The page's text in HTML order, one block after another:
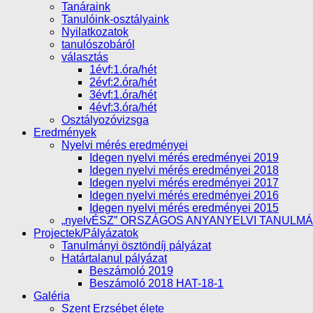
Tanáraink
Tanulóink-osztályaink
Nyilatkozatok
tanulószobáról
választás
1évf:1.óra/hét
2évf:2.óra/hét
3évf:1.óra/hét
4évf:3.óra/hét
Osztályozóvizsga
Eredmények
Nyelvi mérés eredményei
Idegen nyelvi mérés eredményei 2019
Idegen nyelvi mérés eredményei 2018
Idegen nyelvi mérés eredményei 2017
Idegen nyelvi mérés eredményei 2016
Idegen nyelvi mérés eredményei 2015
„nyelvÉSZ” ORSZÁGOS ANYANYELVI
Projectek/Pályázatok
Tanulmányi ösztöndíj pályázat
Határtalanul pályázat
Beszámoló 2019
Beszámoló 2018 HAT-18-1
Galéria
Szent Erzsébet élete